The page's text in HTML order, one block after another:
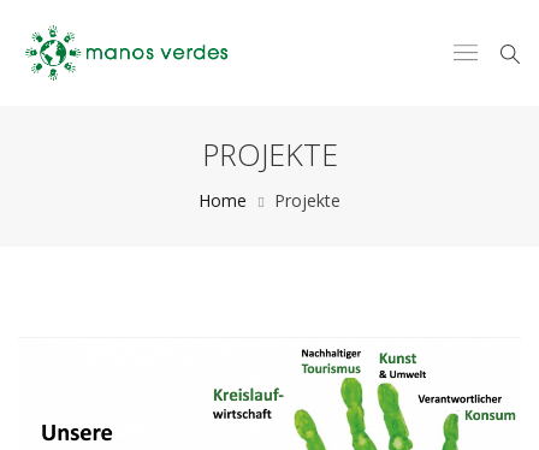
PROJEKTE
Home Projekte